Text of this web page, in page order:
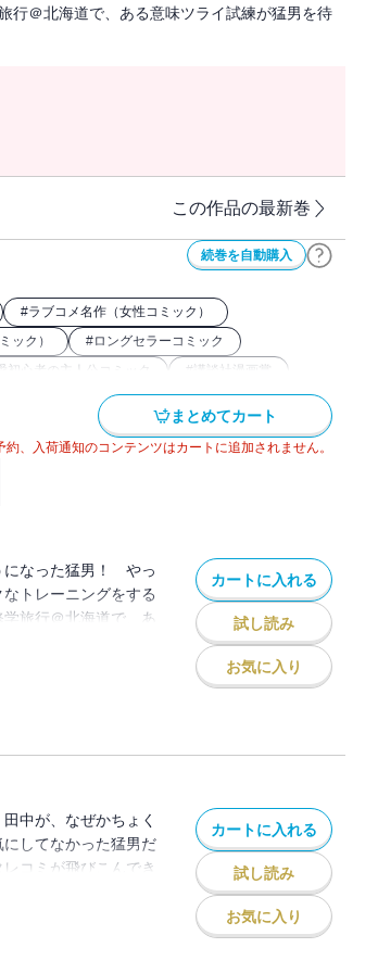
行＠北海道で、ある意味ツライ試練が猛男を待
この作品の最新巻
続巻を自動購入
#ラブコメ名作（女性コミック）
ック） #ロングセラーコミック
初心者の主人公コミック # 講談社漫画賞
まとめてカート
、入荷通知のコンテンツはカートに追加されません。
になった猛男！ やっ
トレーニングをする
旅行＠北海道で、あ
カートに入れる
試し読み
お気に入り
中が、なぜかちょく
してなかった猛男だ
コミが飛びこんでき
るとの突然の知らせ
カートに入れる
試し読み
お気に入り